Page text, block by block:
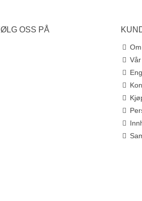
OSS PÅ